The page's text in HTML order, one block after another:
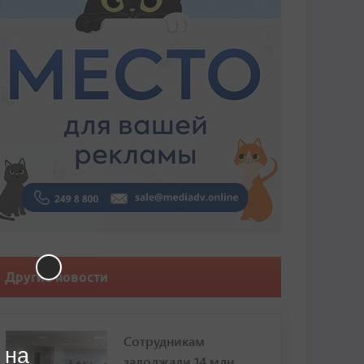
Другие новости
Сотрудникам